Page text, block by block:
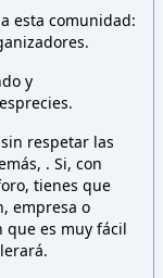
esta comunidad:
y
respetar las
. Si, con
tienes que
empresa o
que es muy fácil